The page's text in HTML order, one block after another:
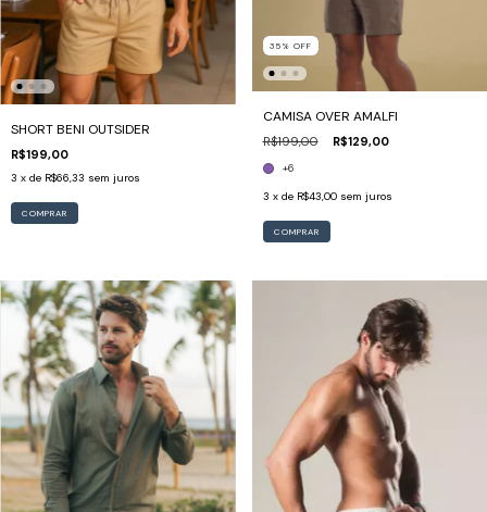
SHORT BENI OUTSIDER
R$199,00
3 x de R$66,33 sem juros
COMPRAR
35 % OFF
CAMISA OVER AMALFI
R$199,00 R$129,00
+6
3 x de R$43,00 sem juros
COMPRAR